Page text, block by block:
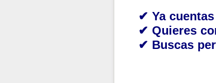
✔ Ya
✔ Quieres
✔ Buscas